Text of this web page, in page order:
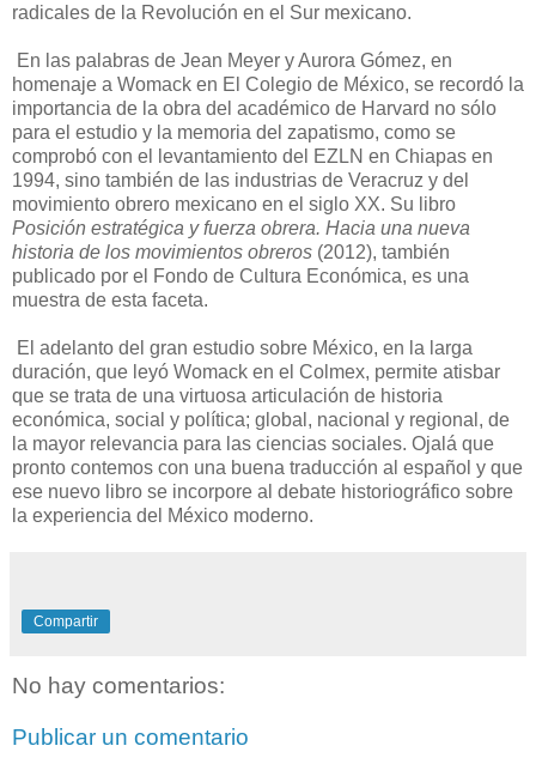
radicales de la Revolución en el Sur mexicano.
En las palabras de Jean Meyer y Aurora Gómez, en
homenaje a Womack en El Colegio de México, se recordó la
importancia de la obra del académico de Harvard no sólo
para el estudio y la memoria del zapatismo, como se
comprobó con el levantamiento del EZLN en Chiapas en
1994, sino también de las industrias de Veracruz y del
movimiento obrero mexicano en el siglo XX. Su libro
Posición estratégica y fuerza obrera. Hacia una nueva
historia de los movimientos obreros (2012), también
publicado por el Fondo de Cultura Económica, es una
muestra de esta faceta.
El adelanto del gran estudio sobre México, en la larga
duración, que leyó Womack en el Colmex, permite atisbar
que se trata de una virtuosa articulación de historia
económica, social y política; global, nacional y regional, de
la mayor relevancia para las ciencias sociales. Ojalá que
pronto contemos con una buena traducción al español y que
ese nuevo libro se incorpore al debate historiográfico sobre
la experiencia del México moderno.
Compartir
No hay comentarios:
Publicar un comentario